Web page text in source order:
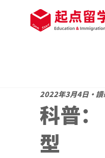
科普
型
2022年3月4日